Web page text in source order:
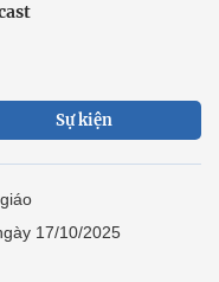
Sự kiện
17/10/2025